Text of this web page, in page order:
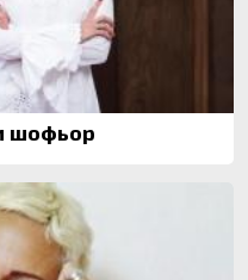
шофьор